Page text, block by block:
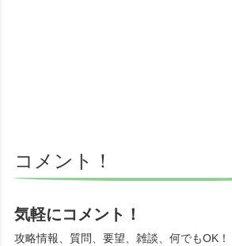
コメント！
気軽にコメント！
攻略情報、質問、要望、雑談、何でもOK！